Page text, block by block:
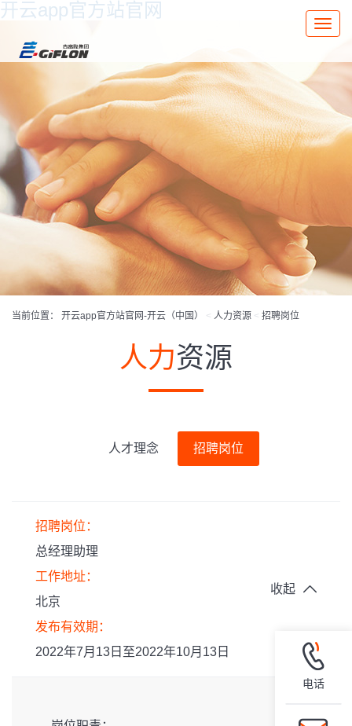
开云app官方站官网
Toggle
当前位置： 开云app官方站官网-开云（中国） < 人力资源 < 招聘岗位
人力资源
人才理念 招聘岗位
招聘岗位：
总经理助理
工作地址：
北京
发布有效期：
2022年7月13日至2022年10月13日
收起
电话